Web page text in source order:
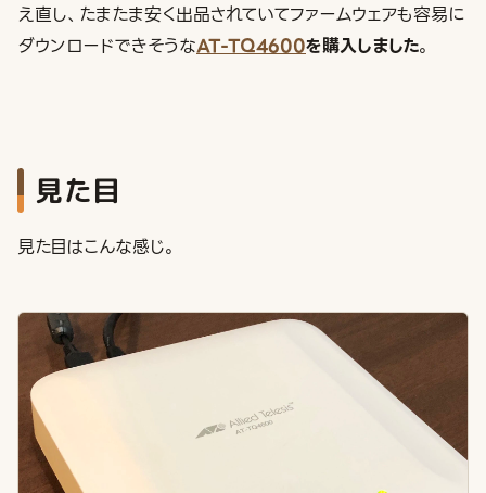
え直し、たまたま安く出品されていてファームウェアも容易に
ダウンロードできそうなAT-TQ4600を購入しました。
見た目
見た目はこんな感じ。